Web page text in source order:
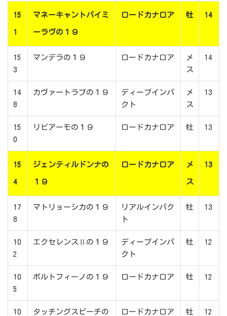
15
1
マネーキャントバイミ
ーラヴの１９
ロードカナロア 牡 14
15
3
マンデラの１９ ロードカナロア
メ
ス
14
14
8
カヴァートラブの１９
ディープインパ
クト
メ
ス
13
15
0
リビアーモの１９ ロードカナロア 牡 13
15
4
ジェンティルドンナの
１９
ロードカナロア メ
ス
13
17
8
マトリョーシカの１９
リアルインパク
ト
牡 13
10
2
エクセレンスⅡの１９
ディープインパ
クト
牡 12
10
5
ポルトフィーノの１９ ロードカナロア 牡 12
10 タッチングスピーチの ロードカナロア 牡 12